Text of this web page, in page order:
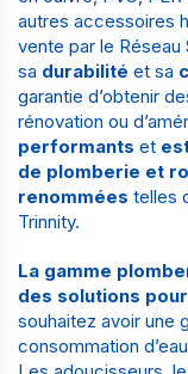
autres accessoires
vente par le Réseau
sa durabilité et sa
garantie d’obtenir
rénovation ou
performants et
de plomberie et
renommées telles
Trinnity.
La gamme
des solutions
souhaitez avoir une
consommation